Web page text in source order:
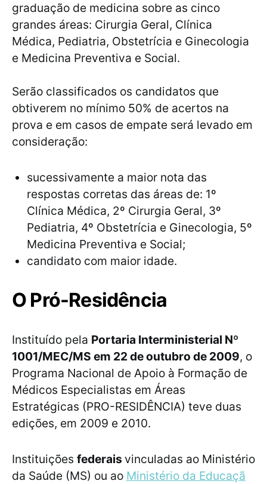
graduação de medicina sobre as cinco
grandes áreas: Cirurgia Geral, Clínica
Médica, Pediatria, Obstetrícia e Ginecologia
e Medicina Preventiva e Social.
Serão classificados os candidatos que
obtiverem no mínimo 50% de acertos na
prova e em casos de empate será levado em
consideração:
sucessivamente a maior nota das
respostas corretas das áreas de: 1º
Clínica Médica, 2º Cirurgia Geral, 3º
Pediatria, 4º Obstetrícia e Ginecologia, 5º
Medicina Preventiva e Social;
candidato com maior idade.
O Pró-Residência
Instituído pela Portaria Interministerial Nº
1001/MEC/MS em 22 de outubro de 2009, o
Programa Nacional de Apoio à Formação de
Médicos Especialistas em Áreas
Estratégicas (PRO-RESIDÊNCIA) teve duas
edições, em 2009 e 2010.
Instituições federais vinculadas ao Ministério
da Saúde (MS) ou ao Ministério da Educaçã